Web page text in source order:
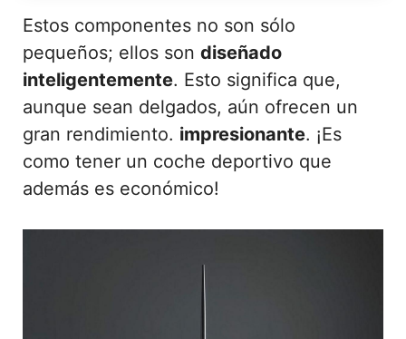
Estos componentes no son sólo
pequeños; ellos son diseñado
inteligentemente. Esto significa que,
aunque sean delgados, aún ofrecen un
gran rendimiento. impresionante. ¡Es
como tener un coche deportivo que
además es económico!